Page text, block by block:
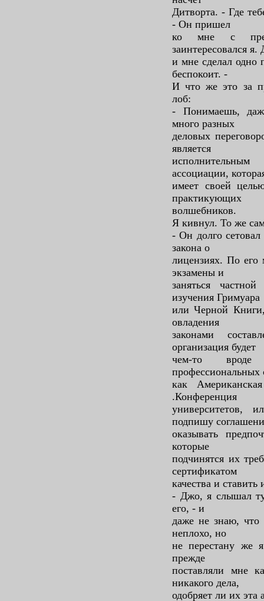
Дитворта. - Где
- Он пришел
ко мне с
заинтересовался я.
и мне сделал одно
беспокоит. -
И что же это за
лоб:
- Понимаешь,
много разных
деловых
является
ассоциации,
имеет своей
практикующих
волшебников.
Я кивнул. То же
- Он долго сетовал
закона о
лицензиях. По
экзамены и
заняться
изучения Гримуара
или Черной Книги,
овладения
законами
организация будет
чем-то
профессиональных
как
.Конференция
университетов,
подпишу
оказывать
которые
подчинятся их
сертификатом
качества и
- Джо, я слышал
его, - и
даже не знаю, что
неплохо, но
не перестану же
прежде
поставляли мне
никакого дела,
одобряет ли их эта